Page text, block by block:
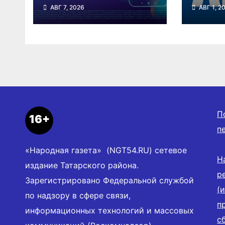
оплату ЖКУ через
СБП в
АВГ 7, 2026
вАВГ 1,
16+
«Народная газета» (NGT54.RU) сетевое
издание Татарского района.
Зарегистрировано Федеральной службой
по надзору в сфере связи,
информационных технологий и массовых